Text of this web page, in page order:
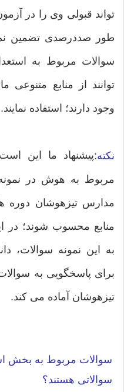
تواند قبولی وی را در
طور صددرصدی تضمین
سوالات مربوط به
توانند از منابع متنوعی
وجود دارند؛ استفاده نمایند.
نکته:پیشنهاد ما این
مربوط به هوش در
مدارس تیزهوشان دوره
منابع محسوب شوند؛ در
به این نمونه سوالات،
برای پاسخگویی به
تیزهوشان آماده می کند.
سوالات مربوط به بخش
سوالاتی هستند؟